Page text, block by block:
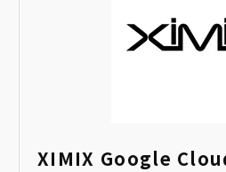
XIMIX Google